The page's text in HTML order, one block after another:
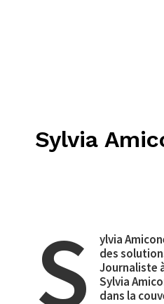
Sylvia
S
ylvia
des
Journaliste
Sylvia
dans la